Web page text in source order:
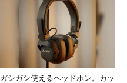
ガシガシ使えるヘッドホン。カッ